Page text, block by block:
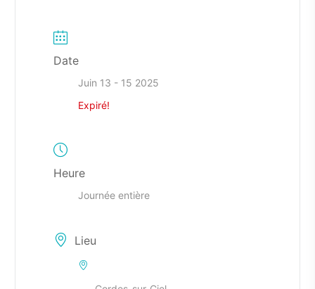
Date
Juin 13 - 15 2025
Expiré!
Heure
Journée entière
Lieu